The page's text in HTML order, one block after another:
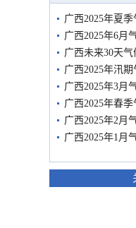
广西2025年夏
广西2025年6月
广西未来30天气
广西2025年汛
广西2025年3月
广西2025年春
广西2025年2月
广西2025年1月